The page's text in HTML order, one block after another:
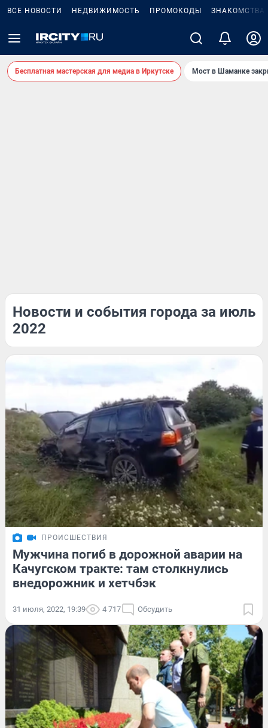
ВСЕ НОВОСТИ НЕДВИЖИМОСТЬ ПРОМОКОДЫ ЗНАКОМСТВА
Бесплатная мастерская для медиа в Иркутске Мост в Шаманке
Новости и события города за июль
2022
ПРОИСШЕСТВИЯ
Мужчина погиб в дорожной аварии на
Качугском тракте: там столкнулись
внедорожник и хетчбэк
31 июля, 2022, 19:39 4 717 Обсудить